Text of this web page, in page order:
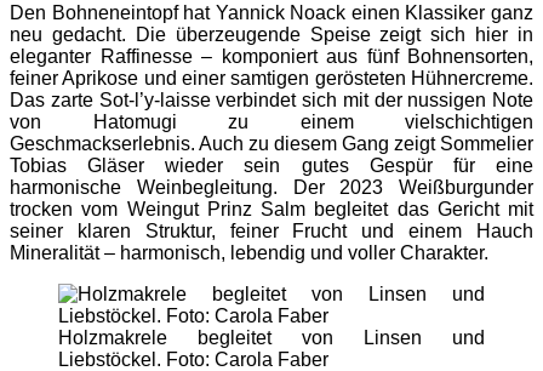
Den Bohneneintopf hat Yannick Noack einen Klassiker ganz
neu gedacht. Die überzeugende Speise zeigt sich hier in
eleganter Raffinesse – komponiert aus fünf Bohnensorten,
feiner Aprikose und einer samtigen gerösteten Hühnercreme.
Das zarte Sot-l’y-laisse verbindet sich mit der nussigen Note
von Hatomugi zu einem vielschichtigen
Geschmackserlebnis. Auch zu diesem Gang zeigt Sommelier
Tobias Gläser wieder sein gutes Gespür für eine
harmonische Weinbegleitung. Der 2023 Weißburgunder
trocken vom Weingut Prinz Salm begleitet das Gericht mit
seiner klaren Struktur, feiner Frucht und einem Hauch
Mineralität – harmonisch, lebendig und voller Charakter.
Holzmakrele begleitet von Linsen und
Liebstöckel. Foto: Carola Faber